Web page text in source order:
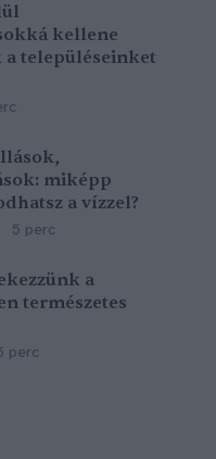
kellene
településeinket
miképp
a vízzel?
5 perc
a
természetes
perc